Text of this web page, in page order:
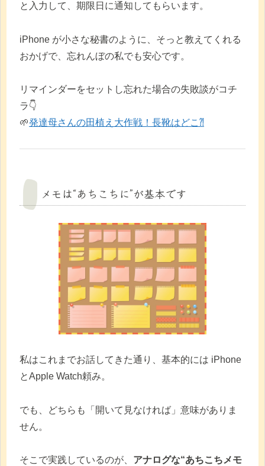
と入力して、期限日に通知してもらいます。
iPhone が小さな秘書のように、そっと教えてくれる
おかげで、忘れんぼの私でも安心です。
リマインダーをセットし忘れた場合の失敗談がコチ
ラ👇
🌱発達母さんの田植え大作戦！長靴はどこ⁈
メモは“あちこちに”が基本です
私はこれまでお話してきた通り、基本的には iPhone
とApple Watch頼み。
でも、どちらも「開いて見なければ」意味がありま
せん。
そこで実践しているのが、 アナログな“あちこちメモ